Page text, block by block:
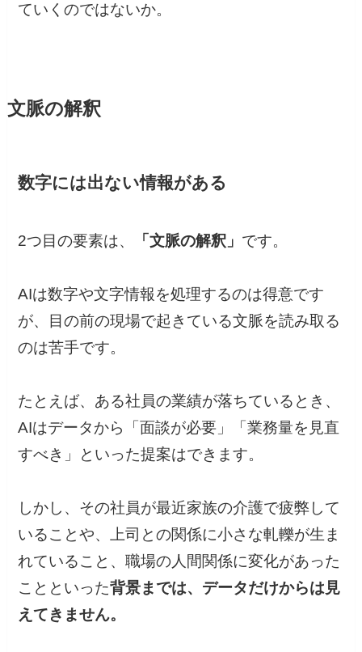
ていくのではないか。
文脈の解釈
数字には出ない情報がある
2つ目の要素は、 「文脈の解釈」 です。
AIは数字や文字情報を処理するのは得意です
が、目の前の現場で起きている文脈を読み取る
のは苦手です。
たとえば、ある社員の業績が落ちているとき、
AIはデータから「面談が必要」「業務量を見直
すべき」といった提案はできます。
しかし、その社員が最近家族の介護で疲弊して
いることや、上司との関係に小さな軋轢が生ま
れていること、職場の人間関係に変化があった
ことといった背景までは、データだけからは見
えてきません。